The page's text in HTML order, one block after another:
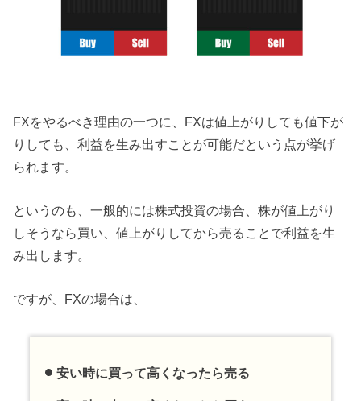
FXをやるべき理由の一つに、FXは値上がりしても値下が
りしても、利益を生み出すことが可能だという点が挙げ
られます。
というのも、一般的には株式投資の場合、株が値上がり
しそうなら買い、値上がりしてから売ることで利益を生
み出します。
ですが、FXの場合は、
安い時に買って高くなったら売る